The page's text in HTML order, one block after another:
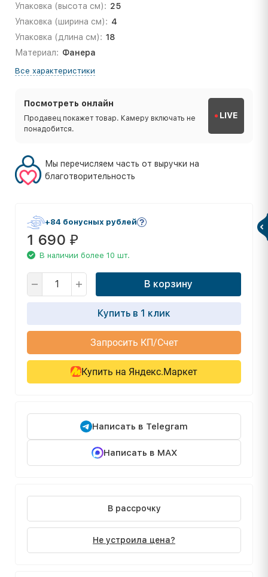
Упаковка (высота см): 25
Упаковка (ширина см): 4
Упаковка (длина см): 18
Материал: Фанера
Все характеристики
Посмотреть онлайн
Продавец покажет товар. Камеру включать не
понадобится.
LIVE
Мы перечисляем часть от выручки на
благотворительность
+84 бонусных рублей
1 690 ₽
В наличии более 10 шт.
В корзину
Купить в 1 клик
Запросить КП/Счет
Купить на Яндекс.Маркет
Написать в Telegram
Написать в MAX
В рассрочку
Не устроила цена?